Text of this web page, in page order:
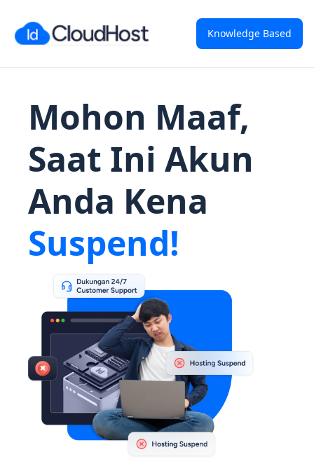
Knowledge Based
Mohon Maaf,
Saat Ini Akun
Anda Kena
Suspend!